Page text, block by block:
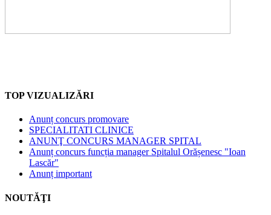
TOP VIZUALIZĂRI
Anunț concurs promovare
SPECIALITATI CLINICE
ANUNŢ CONCURS MANAGER SPITAL
Anunț concurs funcția manager Spitalul Orășenesc "Ioan
Lascăr"
Anunț important
NOUTĂŢI